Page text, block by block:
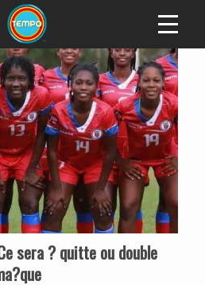
sera ? quitte ou double